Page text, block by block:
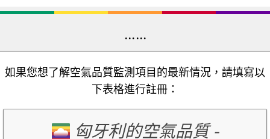
……
如果您想了解空氣品質監測項目的最新情況，請填寫以
下表格進行註冊：
匈牙利的空氣品質-